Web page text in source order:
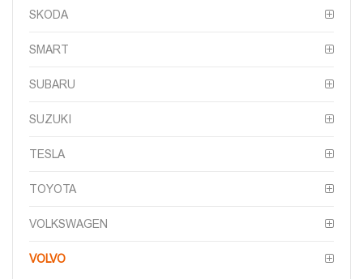
SKODA
SMART
SUBARU
SUZUKI
TESLA
TOYOTA
VOLKSWAGEN
VOLVO